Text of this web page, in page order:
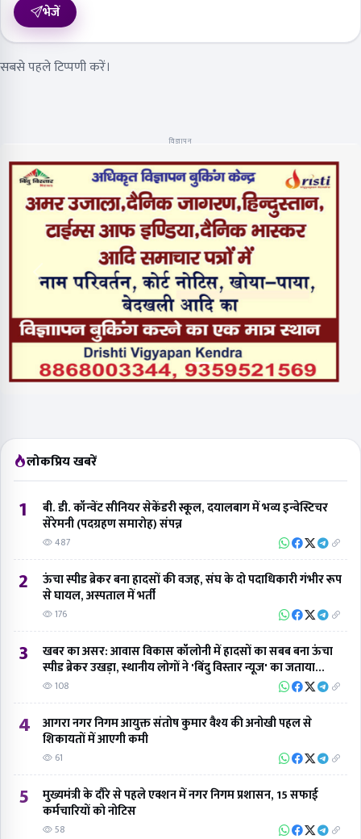
भेजें
सबसे पहले टिप्पणी करें।
विज्ञापन
लोकप्रिय खबरें
1
बी. डी. कॉन्वेंट सीनियर सेकेंडरी स्कूल, दयालबाग में भव्य इन्वेस्टिचर
सेरेमनी (पदग्रहण समारोह) संपन्न
487
2
ऊंचा स्पीड ब्रेकर बना हादसों की वजह, संघ के दो पदाधिकारी गंभीर रूप
से घायल, अस्पताल में भर्ती
176
3
खबर का असर: आवास विकास कॉलोनी में हादसों का सबब बना ऊंचा
स्पीड ब्रेकर उखड़ा, स्थानीय लोगों ने 'बिंदु विस्तार न्यूज' का जताया
आभार
108
4
आगरा नगर निगम आयुक्त संतोष कुमार वैश्य की अनोखी पहल से
शिकायतों में आएगी कमी
61
5
मुख्यमंत्री के दौरे से पहले एक्शन में नगर निगम प्रशासन, 15 सफाई
कर्मचारियों को नोटिस
58